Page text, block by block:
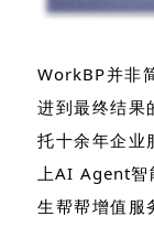
WorkBP并非
进到最终结果
托十余年企业
上AI Agent智
生帮帮增值服